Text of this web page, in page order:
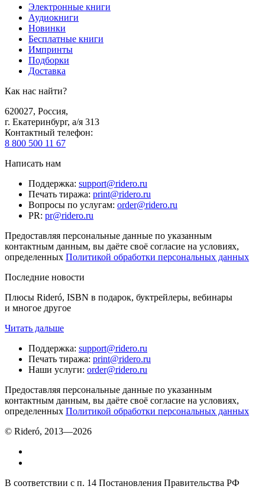
Электронные книги
Аудиокниги
Новинки
Бесплатные книги
Импринты
Подборки
Доставка
Как нас найти?
620027, Россия,
г. Екатеринбург, а/я 313
Контактный телефон:
8 800 500 11 67
Написать нам
Поддержка: support@ridero.ru
Печать тиража: print@ridero.ru
Вопросы по услугам: order@ridero.ru
PR: pr@ridero.ru
Предоставляя персональные данные по указанным
контактным данным, вы даёте своё согласие на условиях,
определенных Политикой обработки персональных данных
Последние новости
Плюсы Rideró, ISBN в подарок, буктрейлеры, вебинары
и многое другое
Читать дальше
Поддержка: support@ridero.ru
Печать тиража: print@ridero.ru
Наши услуги: order@ridero.ru
Предоставляя персональные данные по указанным
контактным данным, вы даёте своё согласие на условиях,
определенных Политикой обработки персональных данных
© Rideró, 2013—2026
В соответствии с п. 14 Постановления Правительства РФ